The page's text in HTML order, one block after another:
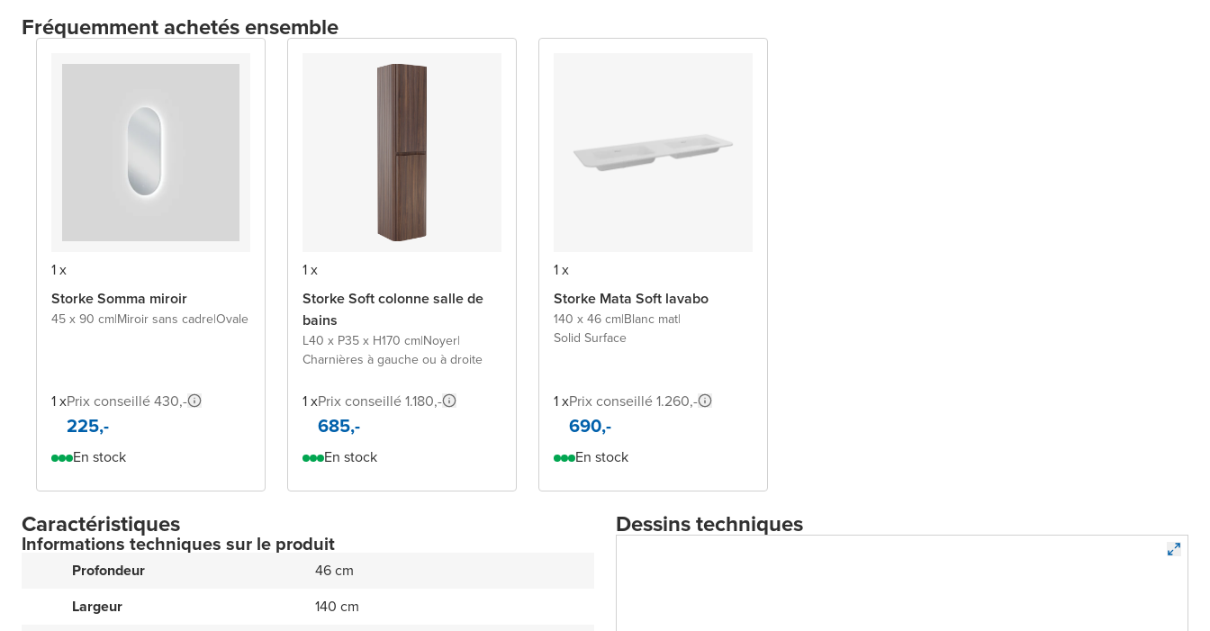
Fréquemment achetés ensemble
1 x
Storke Somma miroir
45 x 90 cm|Miroir sans cadre|Ovale
1 xPrix conseillé 430,-
225,-
En stock
1 x
Storke Soft colonne salle de
bains
L40 x P35 x H170 cm|Noyer|
Charnières à gauche ou à droite
1 xPrix conseillé 1.180,-
685,-
En stock
1 x
Storke Mata Soft lavabo
140 x 46 cm|Blanc mat|
Solid Surface
1 xPrix conseillé 1.260,-
690,-
En stock
Caractéristiques
Informations techniques sur le produit
Profondeur
46 cm
Largeur
140 cm
Dessins techniques